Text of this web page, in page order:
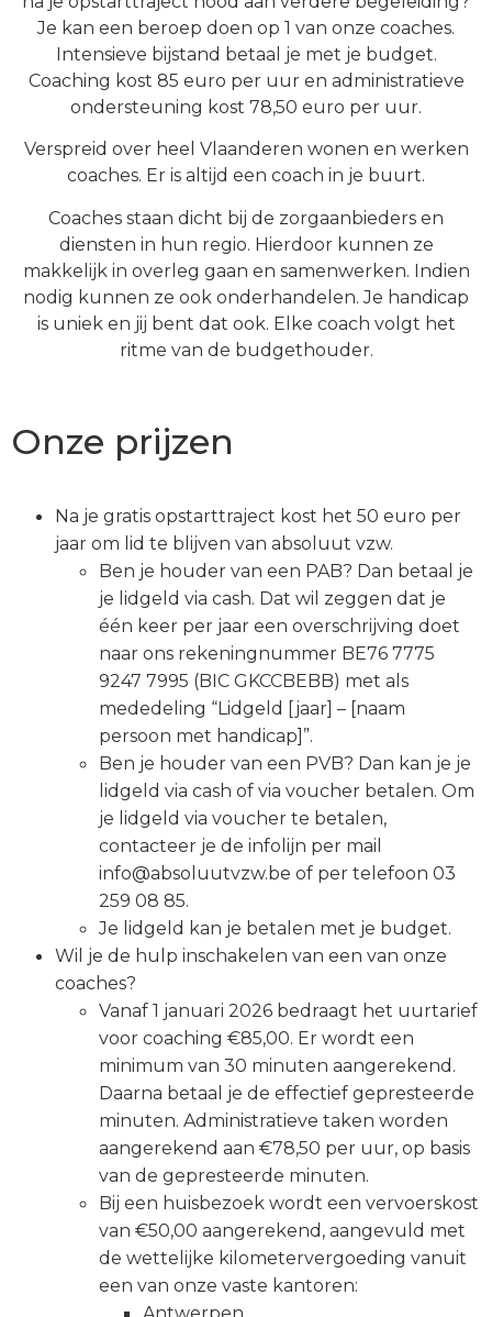
Je kan een beroep doen op 1 van onze coaches.
Intensieve bijstand betaal je met je budget.
Coaching kost 85 euro per uur en administratieve
ondersteuning kost 78,50 euro per uur.
Verspreid over heel Vlaanderen wonen en werken
coaches. Er is altijd een coach in je buurt.
Coaches staan dicht bij de zorgaanbieders en
diensten in hun regio. Hierdoor kunnen ze
makkelijk in overleg gaan en samenwerken. Indien
nodig kunnen ze ook onderhandelen. Je handicap
is uniek en jij bent dat ook. Elke coach volgt het
ritme van de budgethouder.
Onze prijzen
Na je gratis opstarttraject kost het 50 euro per
jaar om lid te blijven van absoluut vzw.
Ben je houder van een PAB? Dan betaal je
je lidgeld via cash. Dat wil zeggen dat je
één keer per jaar een overschrijving doet
naar ons rekeningnummer BE76 7775
9247 7995 (BIC GKCCBEBB) met als
mededeling “Lidgeld [jaar] – [naam
persoon met handicap]”.
Ben je houder van een PVB? Dan kan je je
lidgeld via cash of via voucher betalen. Om
je lidgeld via voucher te betalen,
contacteer je de infolijn per mail
info@absoluutvzw.be of per telefoon 03
259 08 85.
Je lidgeld kan je betalen met je budget.
Wil je de hulp inschakelen van een van onze
coaches?
Vanaf 1 januari 2026 bedraagt het uurtarief
voor coaching €85,00. Er wordt een
minimum van 30 minuten aangerekend.
Daarna betaal je de effectief gepresteerde
minuten. Administratieve taken worden
aangerekend aan €78,50 per uur, op basis
van de gepresteerde minuten.
Bij een huisbezoek wordt een vervoerskost
van €50,00 aangerekend, aangevuld met
de wettelijke kilometervergoeding vanuit
een van onze vaste kantoren: